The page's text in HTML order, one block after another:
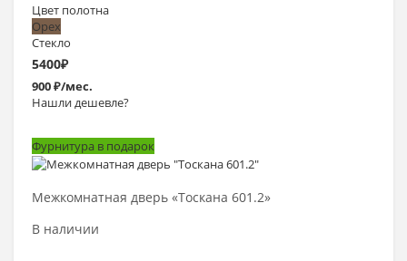
Цвет полотна
Орех
Стекло
5400₽
900 ₽/мес.
Нашли дешевле?
Фурнитура в подарок
Межкомнатная дверь «Тоскана 601.2»
В наличии
Выбрать >